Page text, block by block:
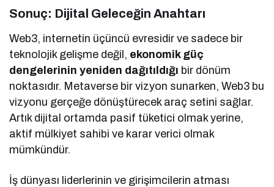
Sonuç: Dijital Geleceğin Anahtarı
Web3, internetin üçüncü evresidir ve sadece bir
teknolojik gelişme değil, ekonomik güç
dengelerinin yeniden dağıtıldığı bir dönüm
noktasıdır. Metaverse bir vizyon sunarken, Web3 bu
vizyonu gerçeğe dönüştürecek araç setini sağlar.
Artık dijital ortamda pasif tüketici olmak yerine,
aktif mülkiyet sahibi ve karar verici olmak
mümkündür.
İş dünyası liderlerinin ve girişimcilerin atması